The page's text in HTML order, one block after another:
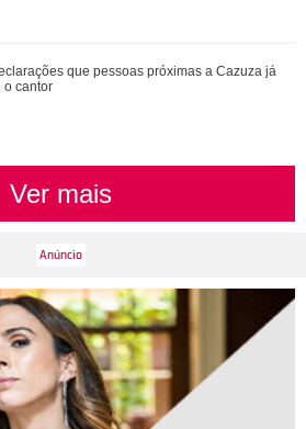
jatinho particular, romances... Veja algumas
a vida de Ana...
que pessoas próximas a Cazuza já
o cantor
Ver mais